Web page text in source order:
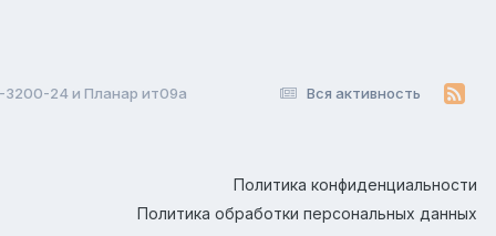
Вся активность
3200-24 и Планар ит09а
Политика конфиденциальности
Политика обработки персональных данных